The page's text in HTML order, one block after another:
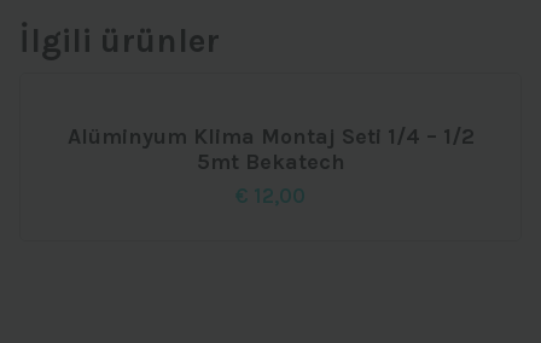
İlgili ürünler
Alüminyum Klima Montaj Seti 1/4 – 1/2
5mt Bekatech
€ 12,00